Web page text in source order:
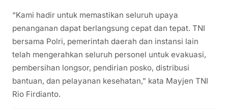
“Kami hadir untuk memastikan seluruh upaya
penanganan dapat berlangsung cepat dan tepat. TNI
bersama Polri, pemerintah daerah dan instansi lain
telah mengerahkan seluruh personel untuk evakuasi,
pembersihan longsor, pendirian posko, distribusi
bantuan, dan pelayanan kesehatan,” kata Mayjen TNI
Rio Firdianto.